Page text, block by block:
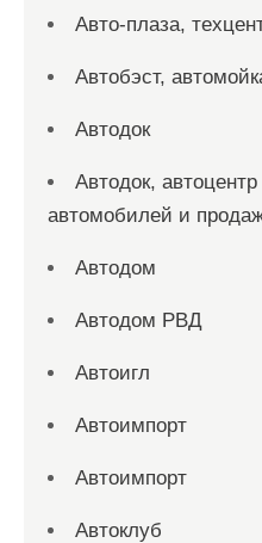
Авто-плаза,
Автобэст,
Автодок
Автодок,
автомобилей и
Автодом
Автодом РВД
Автоигл
Автоимпорт
Автоимпорт
Автоклуб